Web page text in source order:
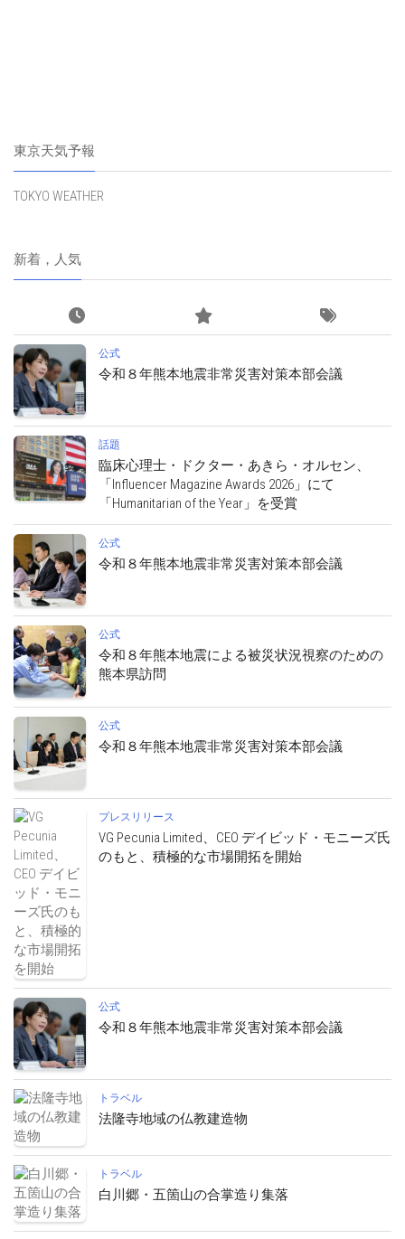
東京天気予報
TOKYO WEATHER
新着，人気
公式
令和８年熊本地震非常災害対策本部会議
話題
臨床心理士・ドクター・あきら・オルセン、
「Influencer Magazine Awards 2026」にて
「Humanitarian of the Year」を受賞
公式
令和８年熊本地震非常災害対策本部会議
公式
令和８年熊本地震による被災状況視察のための
熊本県訪問
公式
令和８年熊本地震非常災害対策本部会議
プレスリリース
VG Pecunia Limited、CEO デイビッド・モニーズ氏
のもと、積極的な市場開拓を開始
公式
令和８年熊本地震非常災害対策本部会議
トラベル
法隆寺地域の仏教建造物
トラベル
白川郷・五箇山の合掌造り集落